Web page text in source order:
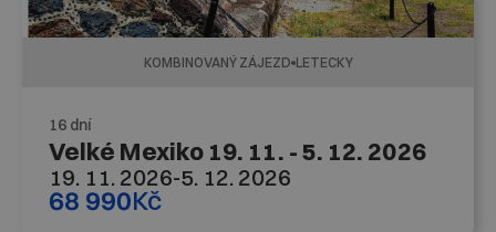
KOMBINOVANÝ ZÁJEZD LETECKY
16 dní
Velké Mexiko 19. 11. - 5. 12. 2026
19. 11. 2026-5. 12. 2026
68 990Kč